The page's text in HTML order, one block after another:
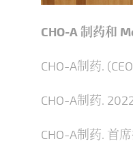
CHO-A 制药和
CHO-A制药.
CHO-A制药.
CHO-A制药. 首